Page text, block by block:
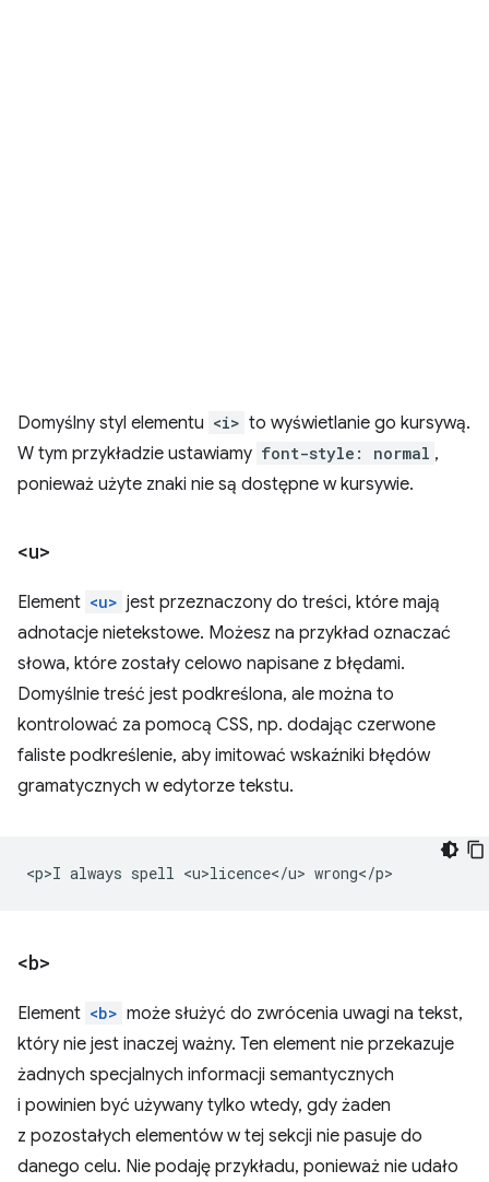
Domyślny styl elementu <i> to wyświetlanie go kursywą.
W tym przykładzie ustawiamy font-style: normal ,
ponieważ użyte znaki nie są dostępne w kursywie.
<u>
Element <u> jest przeznaczony do treści, które mają
adnotacje nietekstowe. Możesz na przykład oznaczać
słowa, które zostały celowo napisane z błędami.
Domyślnie treść jest podkreślona, ale można to
kontrolować za pomocą CSS, np. dodając czerwone
faliste podkreślenie, aby imitować wskaźniki błędów
gramatycznych w edytorze tekstu.
<b>
Element <b> może służyć do zwrócenia uwagi na tekst,
który nie jest inaczej ważny. Ten element nie przekazuje
żadnych specjalnych informacji semantycznych
i powinien być używany tylko wtedy, gdy żaden
z pozostałych elementów w tej sekcji nie pasuje do
danego celu. Nie podaję przykładu, ponieważ nie udało